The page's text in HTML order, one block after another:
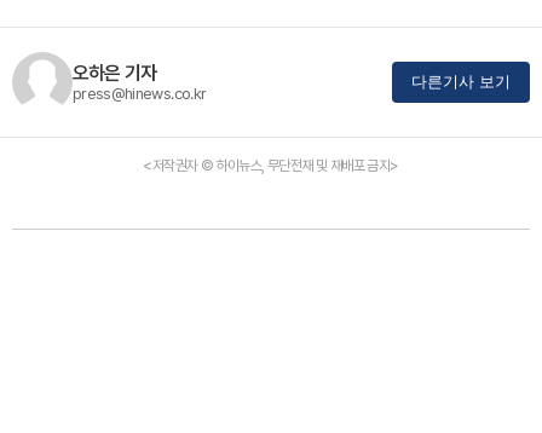
오하은 기자
press@hinews.co.kr
다른기사 보기
<저작권자 © 하이뉴스, 무단전재 및 재배포 금지>